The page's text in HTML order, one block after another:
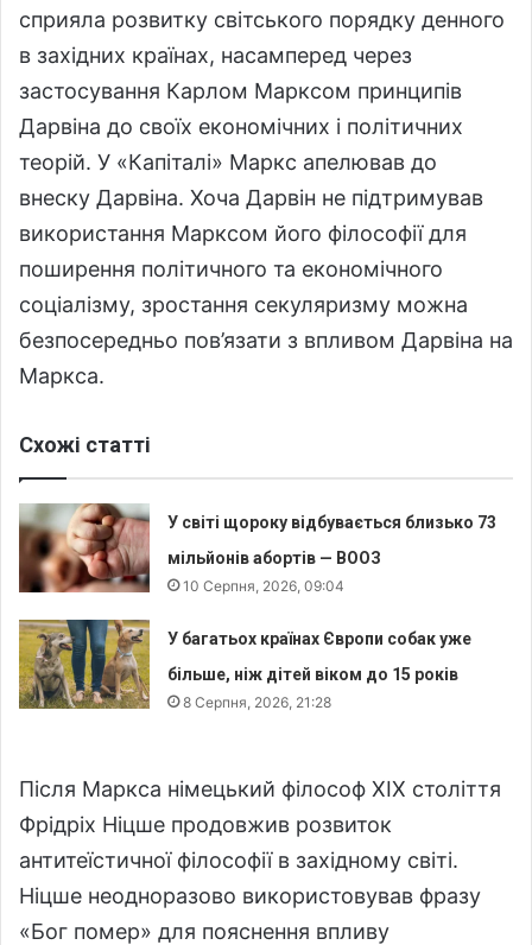
сприяла розвитку світського порядку денного
в західних країнах, насамперед через
застосування Карлом Марксом принципів
Дарвіна до своїх економічних і політичних
теорій. У «Капіталі» Маркс апелював до
внеску Дарвіна. Хоча Дарвін не підтримував
використання Марксом його філософії для
поширення політичного та економічного
соціалізму, зростання секуляризму можна
безпосередньо пов’язати з впливом Дарвіна на
Маркса.
Схожі статті
У світі щороку відбувається близько 73
мільйонів абортів — ВООЗ
10 Серпня, 2026, 09:04
У багатьох країнах Європи собак уже
більше, ніж дітей віком до 15 років
8 Серпня, 2026, 21:28
Після Маркса німецький філософ ХІХ століття
Фрідріх Ніцше продовжив розвиток
антитеїстичної філософії в західному світі.
Ніцше неодноразово використовував фразу
«Бог помер» для пояснення впливу